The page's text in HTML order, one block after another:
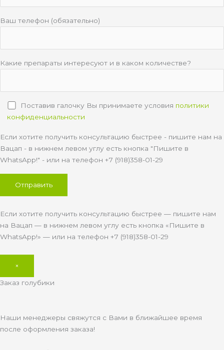
Ваш телефон (обязательно)
Какие препараты интересуют и в каком количестве?
Поставив галочку Вы принимаете условия политики
конфиденциальности
Если хотите получить консультацию быстрее - пишите нам на
Вацап - в нижнем левом углу есть кнопка "Пишите в
WhatsApp!" - или на телефон +7 (918)358-01-29
Если хотите получить консультацию быстрее — пишите нам
на Вацап — в нижнем левом углу есть кнопка «Пишите в
WhatsApp!» — или на телефон +7 (918)358-01-29
×
Заказ голубики
Наши менеджеры свяжутся с Вами в ближайшее время
после оформления заказа!